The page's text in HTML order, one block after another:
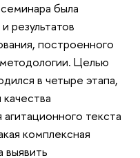
была
результатов
построенного
Целью
в четыре этапа,
текста
комплексная
выявить